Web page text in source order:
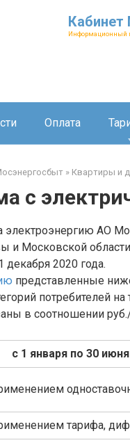
Кабинет
Информационный
Оплата
» Квартиры и
с
АО
и Московской
декабря 2020 года.
представленные
потребителей
в соотношении руб./
с 1 января по 30
тарифа,